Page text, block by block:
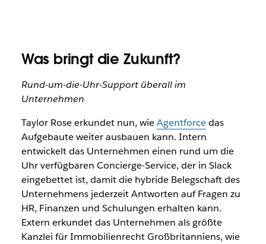
Was bringt die Zukunft?
Rund-um-die-Uhr-Support überall im
Unternehmen
Taylor Rose erkundet nun, wieAgentforcedas
Aufgebaute weiter ausbauen kann. Intern
entwickelt das Unternehmen einen rund um die
Uhr verfügbaren Concierge-Service, der in Slack
eingebettet ist, damit die hybride Belegschaft des
Unternehmens jederzeit Antworten auf Fragen zu
HR, Finanzen und Schulungen erhalten kann.
Extern erkundet das Unternehmen als größte
Kanzlei für Immobilienrecht Großbritanniens, wie